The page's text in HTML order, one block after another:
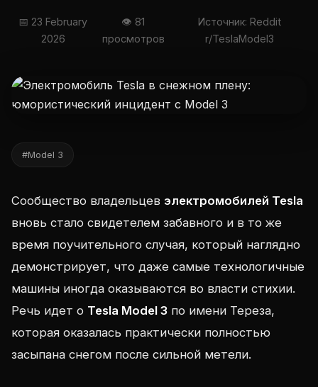
📅 23 February
2026
👁 81
просмотров
Источник: Reddit
r/TeslaModel3
#Model 3
Сообщество владельцев электромобилей Tesla
вновь стало свидетелем забавного и в то же
время поучительного случая, который наглядно
демонстрирует, что даже самые технологичные
машины иногда оказываются во власти стихии.
Речь идет о Tesla Model 3 по имени Тереза,
которая оказалась практически полностью
засыпана снегом после сильной метели.